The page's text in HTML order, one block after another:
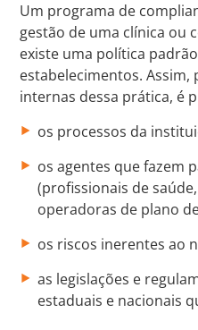
Um programa de
gestão de uma clínica ou
existe uma política
estabelecimentos.
internas dessa prática, é
os processos da
os agentes que fazem
(profissionais de
operadoras de plano
os riscos inerentes ao
as legislações e
estaduais e nacionais